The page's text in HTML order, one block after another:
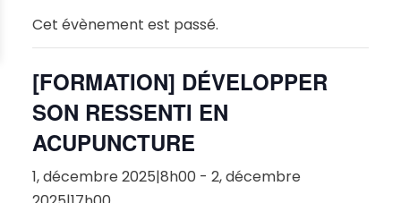
Cet évènement est passé.
[FORMATION] DÉVELOPPER
SON RESSENTI EN
ACUPUNCTURE
1, décembre 2025|8h00 - 2, décembre